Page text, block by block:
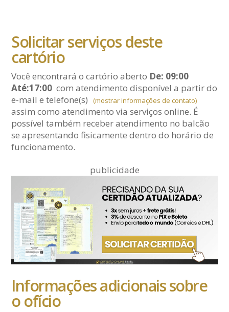
Solicitar serviços deste
cartório
Você encontrará o cartório aberto De: 09:00
Até:17:00 com atendimento disponível a partir do
e-maile telefone(s) (mostrar informações de contato)
assim como atendimento via serviços online. É
possível também receber atendimento no balcão
se apresentando fisicamente dentro do horário de
funcionamento.
publicidade
Informações adicionais sobre
o ofício